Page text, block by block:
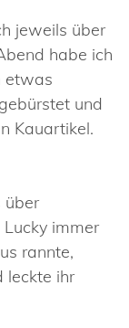
jeweils über
habe ich
etwas
und
Kauartikel.
über
immer
rannte,
leckte ihr